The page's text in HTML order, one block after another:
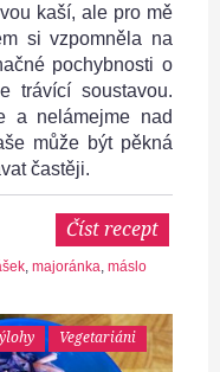
kaší, ale pro mě
si vzpomněla na
pochybnosti o
trávící soustavou.
a nelámejme nad
může být pěkná
častěji.
Číst recept
, majoránka, máslo
Vegetariáni